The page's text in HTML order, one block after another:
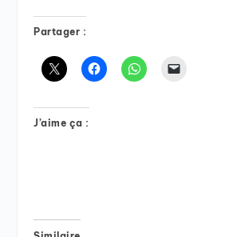
Partager :
J’aime ça :